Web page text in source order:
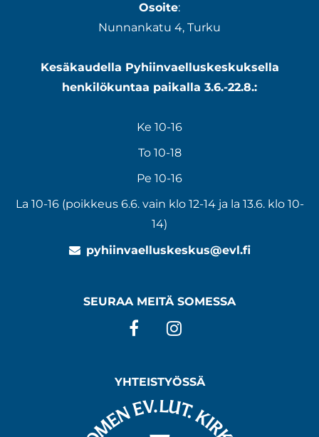
Osoite:
Nunnankatu 4, Turku
Kesäkaudella Pyhiinvaelluskeskuksella
henkilökuntaa paikalla 3.6.-22.8.:
Ke 10-16
To 10-18
Pe 10-16
La 10-16 (poikkeus 6.6. vain klo 12-14 ja la 13.6. klo 10-
14)
pyhiinvaelluskeskus@evl.fi
SEURAA MEITÄ SOMESSA
Facebook
YHTEISTYÖSSÄ